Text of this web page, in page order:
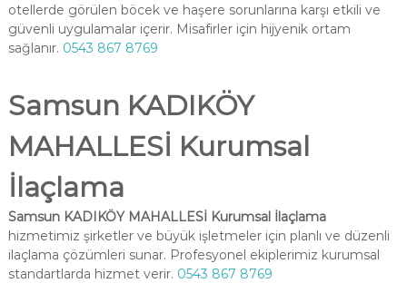
otellerde görülen böcek ve haşere sorunlarına karşı etkili ve
güvenli uygulamalar içerir. Misafirler için hijyenik ortam
sağlanır. 0543 867 8769
Samsun KADIKÖY
MAHALLESİ Kurumsal
İlaçlama
Samsun KADIKÖY MAHALLESİ Kurumsal İlaçlama
hizmetimiz şirketler ve büyük işletmeler için planlı ve düzenli
ilaçlama çözümleri sunar. Profesyonel ekiplerimiz kurumsal
standartlarda hizmet verir. 0543 867 8769